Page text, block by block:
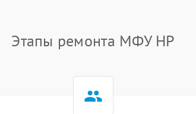
Этапы ремонта МФУ HP